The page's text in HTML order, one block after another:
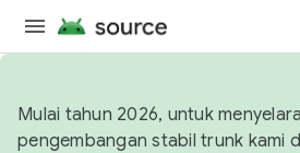
Mulai tahun 2026, untuk
pengembangan stabil trunk kami